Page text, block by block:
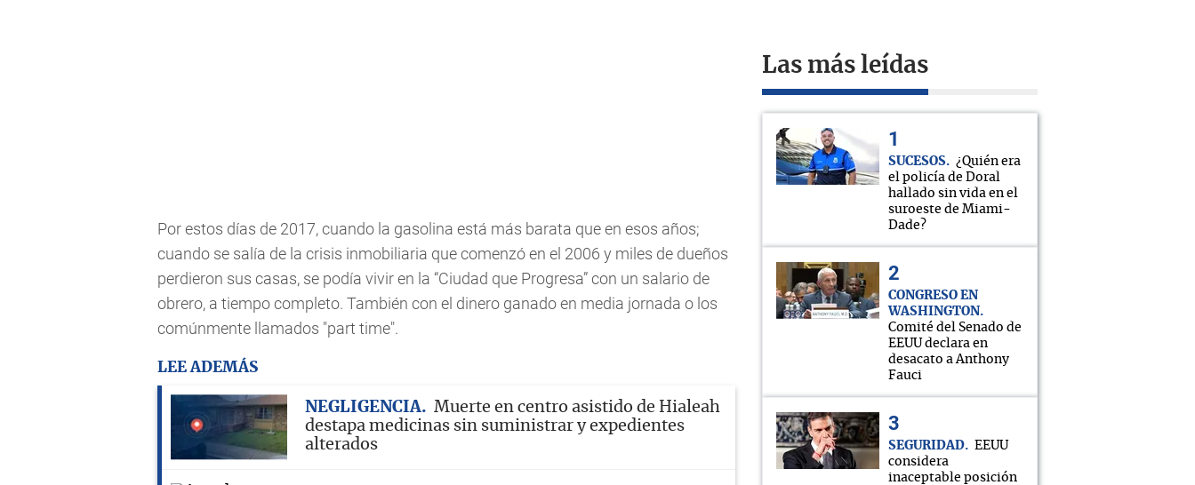
Por estos días de 2017, cuando la gasolina está más barata que en esos años;
cuando se salía de la crisis inmobiliaria que comenzó en el 2006 y miles de dueños
perdieron sus casas, se podía vivir en la “Ciudad que Progresa” con un salario de
obrero, a tiempo completo. También con el dinero ganado en media jornada o los
comúnmente llamados "part time".
LEE ADEMÁS
NEGLIGENCIA
Muerte en centro asistido de Hialeah
destapa medicinas sin suministrar y expedientes
alterados
Las más leídas
SUCESOS
¿Quién era
el policía de Doral
hallado sin vida en el
suroeste de Miami-
Dade?
CONGRESO EN
WASHINGTON
Comité del Senado de
EEUU declara en
desacato a Anthony
Fauci
SEGURIDAD
EEUU
considera
inaceptable posición